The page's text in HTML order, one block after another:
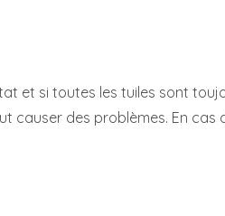
et si toutes les tuiles sont
causer des problèmes. En cas